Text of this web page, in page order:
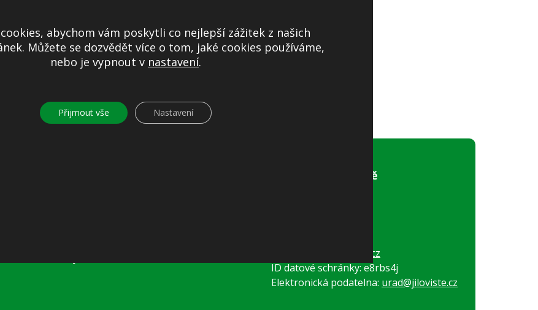
mostu
Obecní úřad Jíloviště
obec@jiloviste.cz
ID datové schránky: e8rbs4j
Elektronická podatelna: urad@jiloviste.cz
abychom vám poskytli co nejlepší zážitek z našich
Můžete se dozvědět více o tom, jaké cookies používáme,
nebo je vypnout v nastavení.
Přijmout vše Nastavení